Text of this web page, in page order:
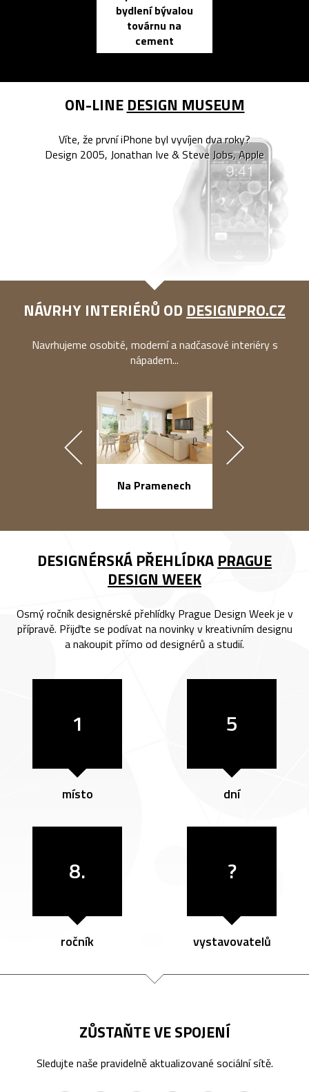
bydlení bývalou
továrnu na
cement
ON-LINE DESIGN MUSEUM
Víte, že první iPhone byl vyvíjen dva roky?
Design 2005, Jonathan Ive & Steve Jobs, Apple
NÁVRHY INTERIÉRŮ OD DESIGNPRO.CZ
Navrhujeme osobité, moderní a nadčasové interiéry s
nápadem...
Na Pramenech
DESIGNÉRSKÁ PŘEHLÍDKA PRAGUE
DESIGN WEEK
Osmý ročník designérské přehlídky Prague Design Week je v
přípravě. Přijďte se podívat na novinky v kreativním designu
a nakoupit přímo od designérů a studií.
1
místo
5
dní
8.
ročník
?
vystavovatelů
ZŮSTAŇTE VE SPOJENÍ
Sledujte naše pravidelně aktualizované sociální sítě.